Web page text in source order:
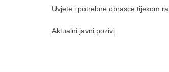
Uvjete i potrebne obrasce tijekom
Aktualni javni pozivi